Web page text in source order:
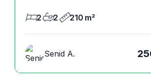
2 2 210 m²
Senid A.